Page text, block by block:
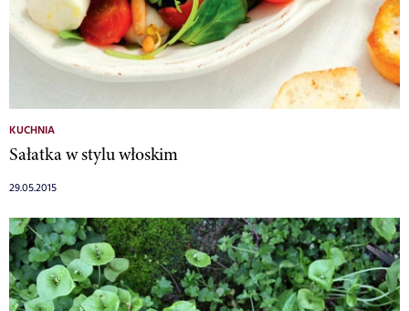
KUCHNIA
Sałatka w stylu włoskim
29.05.2015